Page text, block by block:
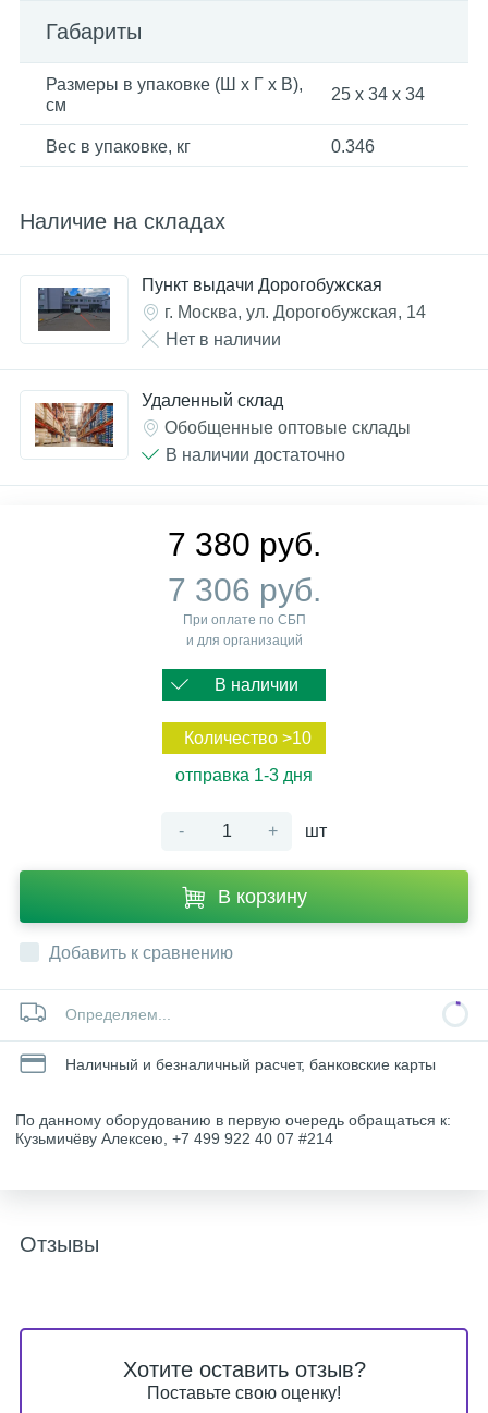
Габариты
Размеры в упаковке (Ш x Г x В),
см
25 x 34 x 34
Вес в упаковке, кг 0.346
Наличие на складах
Пункт выдачи Дорогобужская
г. Москва, ул. Дорогобужская, 14
Нет в наличии
Удаленный склад
Обобщенные оптовые склады
В наличии достаточно
7 380 руб.
7 306 руб.
При оплате по СБП
и для организаций
В наличии
Количество >10
отправка 1-3 дня
- + шт
В корзину
Добавить к сравнению
Определяем...
Наличный и безналичный расчет, банковские карты
По данному оборудованию в первую очередь обращаться к:
Кузьмичёву Алексею, +7 499 922 40 07 #214
Отзывы
Хотите оставить отзыв?
Поставьте свою оценку!